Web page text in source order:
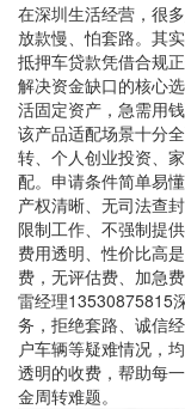
在深圳生活经营，很
放款慢、怕套路。其
抵押车贷款凭借合规
解决资金缺口的核心
活固定资产，急需用
该产品适配场景十分
转、个人创业投资、
配。申请条件简单易
产权清晰、无司法查
限制工作、不强制提
费用透明、性价比高
费，无评估费、加急
雷经理13530875815
务，拒绝套路、诚信
户车辆等疑难情况，
透明的收费，帮助每
金周转难题。